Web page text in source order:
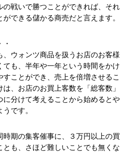
の戦いで勝つことができれば、それ
できる儲かる商売だと言えます。
ウォンツ商品を扱うお店のお客様
ても、半年や一年という時間をかけ
ことができ、売上を倍増させるこ
、お店のお買上客数を「総客数」
に分けて考えることから始めるとや
です。
時期の集客催事に、３万円以上の買
とも、さほど難しいことでも無くな